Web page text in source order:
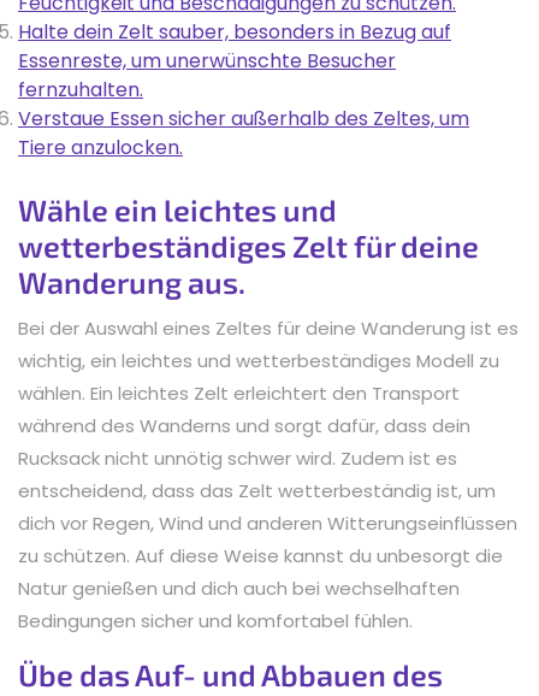
Halte dein Zelt sauber, besonders in Bezug auf
Essenreste, um unerwünschte Besucher
fernzuhalten.
Verstaue Essen sicher außerhalb des Zeltes, um
Tiere anzulocken.
Wähle ein leichtes und
wetterbeständiges Zelt für deine
Wanderung aus.
Bei der Auswahl eines Zeltes für deine Wanderung ist es
wichtig, ein leichtes und wetterbeständiges Modell zu
wählen. Ein leichtes Zelt erleichtert den Transport
während des Wanderns und sorgt dafür, dass dein
Rucksack nicht unnötig schwer wird. Zudem ist es
entscheidend, dass das Zelt wetterbeständig ist, um
dich vor Regen, Wind und anderen Witterungseinflüssen
zu schützen. Auf diese Weise kannst du unbesorgt die
Natur genießen und dich auch bei wechselhaften
Bedingungen sicher und komfortabel fühlen.
Übe das Auf- und Abbauen des